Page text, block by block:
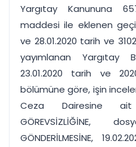
Yargıtay Kanununa
maddesi ile eklenen
ve 28.01.2020 tarih ve
yayımlanan Yargıtay
23.01.2020 tarih ve
bölümüne göre, işin
Ceza Dairesine ait
GÖREVSİZLİĞİNE,
GÖNDERİLMESİNE,